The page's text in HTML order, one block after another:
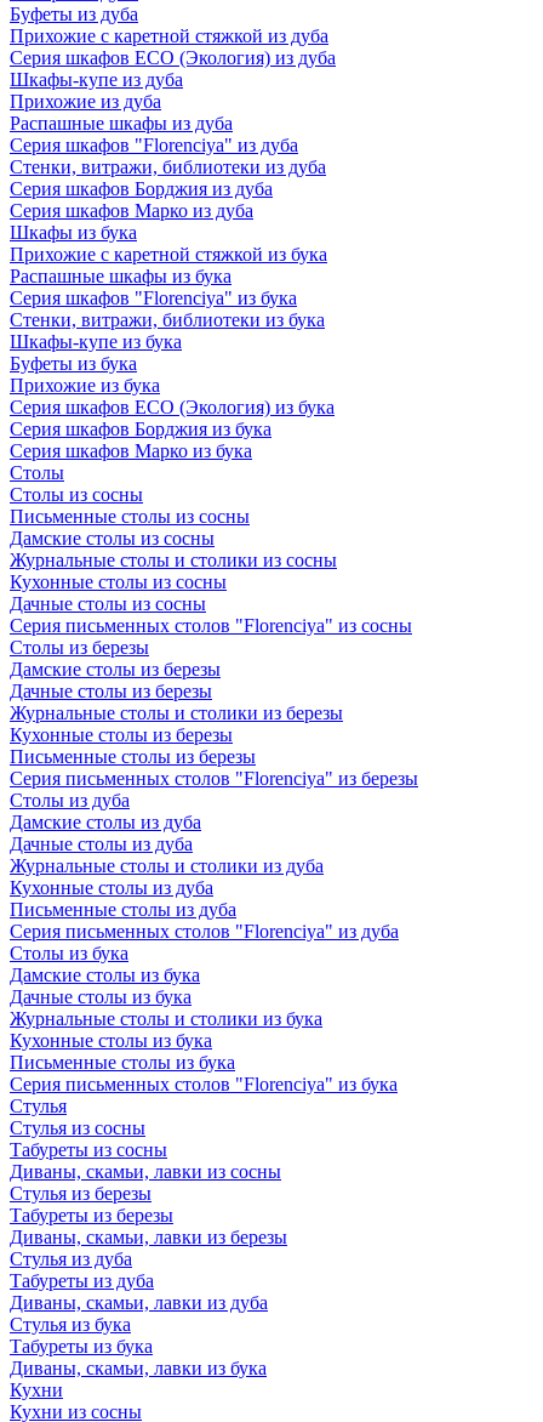
Буфеты из дуба
Прихожие с каретной стяжкой из дуба
Серия шкафов ECO (Экология) из дуба
Шкафы-купе из дуба
Прихожие из дуба
Распашные шкафы из дуба
Серия шкафов "Florenciya" из дуба
Стенки, витражи, библиотеки из дуба
Серия шкафов Борджия из дуба
Серия шкафов Марко из дуба
Шкафы из бука
Прихожие с каретной стяжкой из бука
Распашные шкафы из бука
Серия шкафов "Florenciya" из бука
Стенки, витражи, библиотеки из бука
Шкафы-купе из бука
Буфеты из бука
Прихожие из бука
Серия шкафов ECO (Экология) из бука
Серия шкафов Борджия из бука
Серия шкафов Марко из бука
Столы
Столы из сосны
Письменные столы из сосны
Дамские столы из сосны
Журнальные столы и столики из сосны
Кухонные столы из сосны
Дачные столы из сосны
Серия письменных столов "Florenciya" из сосны
Столы из березы
Дамские столы из березы
Дачные столы из березы
Журнальные столы и столики из березы
Кухонные столы из березы
Письменные столы из березы
Серия письменных столов "Florenciya" из березы
Столы из дуба
Дамские столы из дуба
Дачные столы из дуба
Журнальные столы и столики из дуба
Кухонные столы из дуба
Письменные столы из дуба
Серия письменных столов "Florenciya" из дуба
Столы из бука
Дамские столы из бука
Дачные столы из бука
Журнальные столы и столики из бука
Кухонные столы из бука
Письменные столы из бука
Серия письменных столов "Florenciya" из бука
Стулья
Стулья из сосны
Табуреты из сосны
Диваны, скамьи, лавки из сосны
Стулья из березы
Табуреты из березы
Диваны, скамьи, лавки из березы
Стулья из дуба
Табуреты из дуба
Диваны, скамьи, лавки из дуба
Стулья из бука
Табуреты из бука
Диваны, скамьи, лавки из бука
Кухни
Кухни из сосны